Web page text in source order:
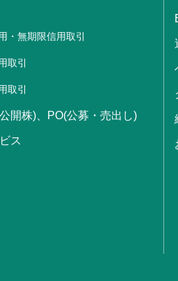
・無期限信用取引
取引
取引
開株)、PO(公募・売出し)
ス